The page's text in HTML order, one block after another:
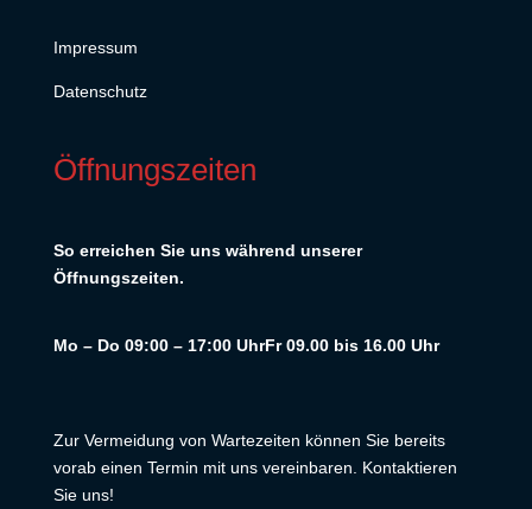
Impressum
Datenschutz
Öffnungszeiten
So erreichen Sie uns während unserer
Öffnungszeiten.
Mo – Do 09:00 – 17:00 UhrFr 09.00 bis 16.00 Uhr
Zur Vermeidung von Wartezeiten können Sie bereits
vorab einen Termin mit uns vereinbaren. Kontaktieren
Sie uns!